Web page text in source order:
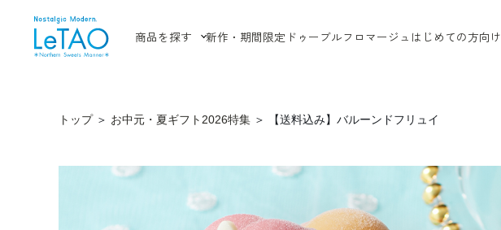
商品を探す 新作・期間限定 ドゥーブルフロマージュ はじめての方向け
トップ ＞ お中元・夏ギフト2026特集 ＞ 【送料込み】バルーンドフリュイ